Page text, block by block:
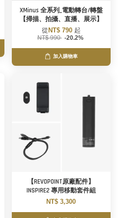
XMinus 全系列_電動轉台/轉盤
【掃描、拍攝、直播、展示】
從NT$ 790 起
NT$ 990 -20.2%
加入購物車
【REVOPOINT原廠配件】
INSPIRE2 專用移動套件組
NT$ 3,300